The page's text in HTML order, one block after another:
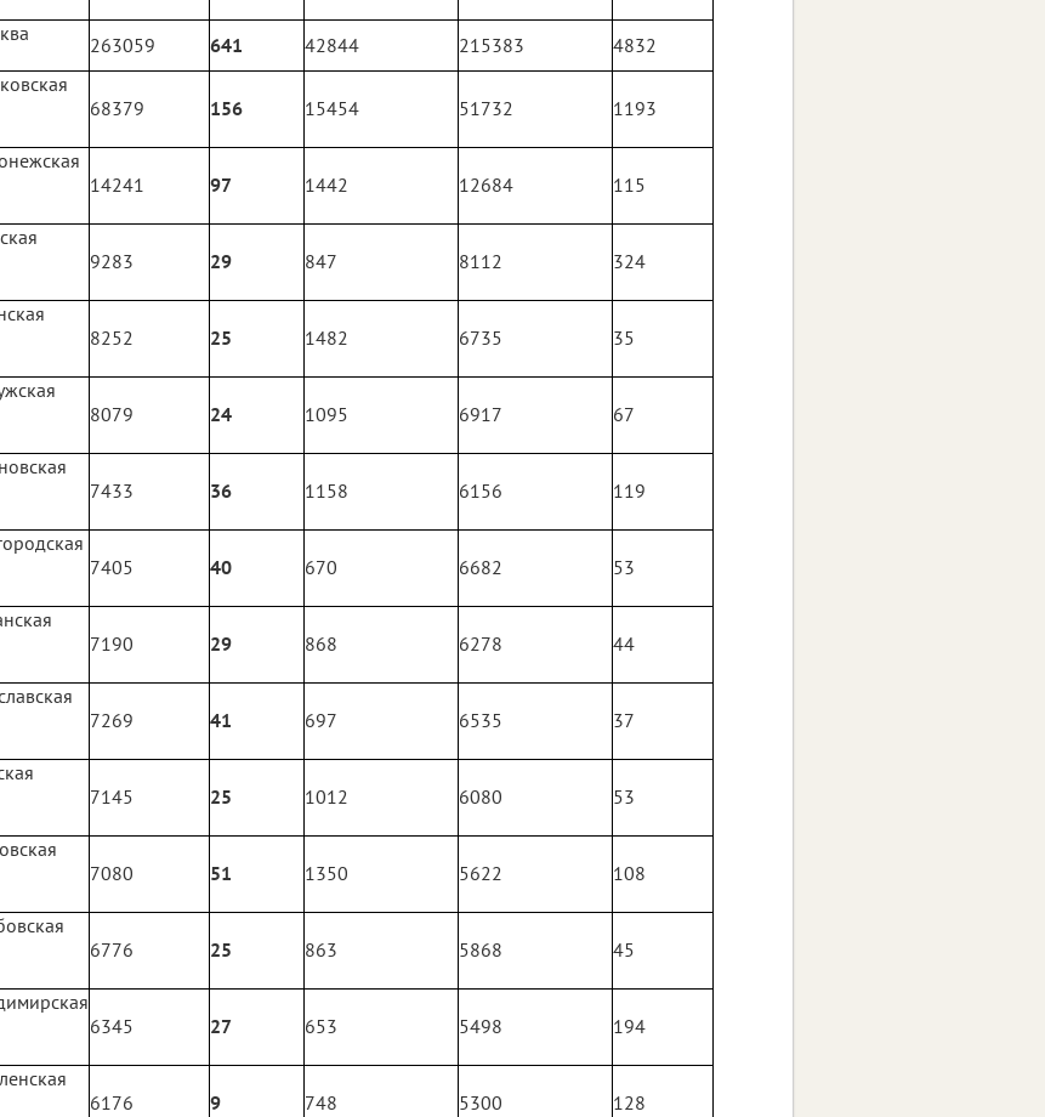
263059 641 42844 215383
4832
68379 156 15454 51732 1193
14241 97 1442 12684 115
9283 29 847 8112 324
8252 25 1482 6735 35
8079 24 1095 6917 67
7433 36 1158 6156 119
7405 40 670 6682 53
7190 29 868 6278 44
7269 41 697 6535 37
7145 25 1012 6080 53
7080 51 1350 5622 108
6776 25 863 5868 45
6345 27 653 5498 194
6176 9 748 5300 128